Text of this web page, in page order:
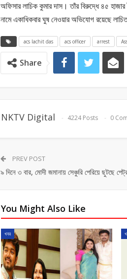
অফিসার লাচিক কুমার দাস। তাঁর বিরুদ্ধে ৪৫
নামে একাধিকবার ঘুষ নেওয়ার অভিযোগ রয়েছে
acs lachit das acs officer arrest
Share
NKTV Digital 4224 Posts 0
PREV POST
৯ দিনে ৩ বার, মোদী জমানায় সেঞ্চুরি পেরিয়ে ছুটছে
You Might Also Like
খবর